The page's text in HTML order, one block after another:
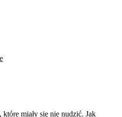
miały się nie nudzić. Jak